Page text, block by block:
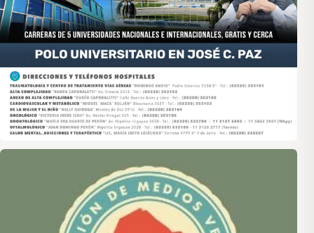
Asociación de Medios Vecinales